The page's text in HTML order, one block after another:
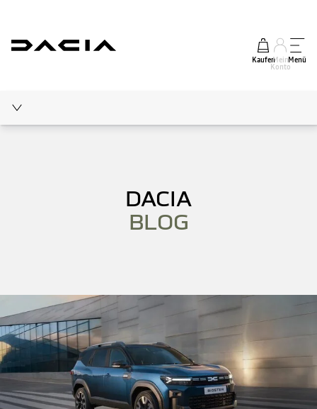
KaufenMein
Konto
Menü
DACIA
BLOG